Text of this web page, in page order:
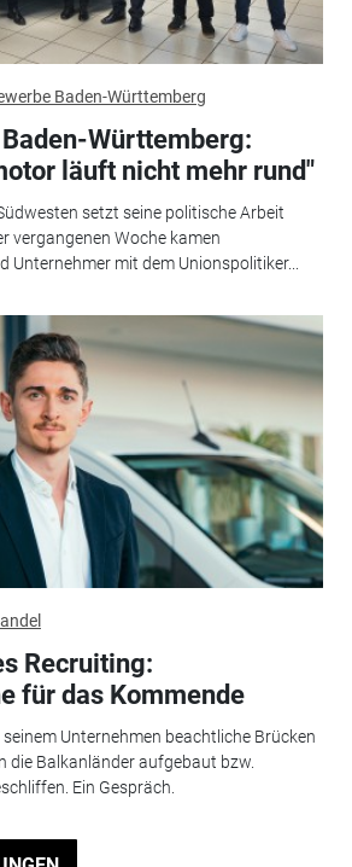
Baden-Württemberg
Württemberg:
läuft nicht mehr rund"
setzt seine politische Arbeit
vergangenen Woche kamen
Unternehmer mit dem Unionspolitiker...
Recruiting:
für das Kommende
Unternehmen beachtliche Brücken
die Balkanländer aufgebaut bzw.
Ein Gespräch.